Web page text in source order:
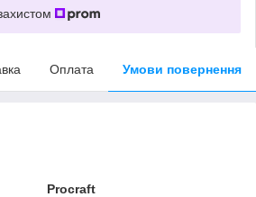
Оплата Умови повернення
Procraft